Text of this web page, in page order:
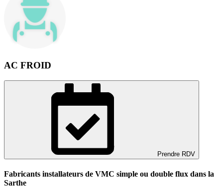
AC FROID
Prendre RDV
Fabricants installateurs de VMC simple ou double flux dans la
Sarthe